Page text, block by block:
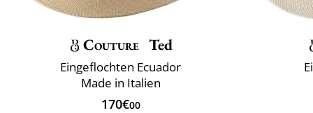
Couture Ted
Eingeflochten Ecuador
Made in Italien
170€00